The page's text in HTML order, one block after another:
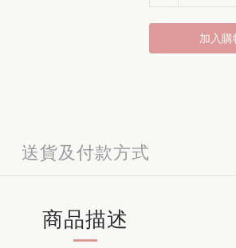
加入購
送貨及付款方式
商品描述